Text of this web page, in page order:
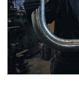
Contact
Offerte